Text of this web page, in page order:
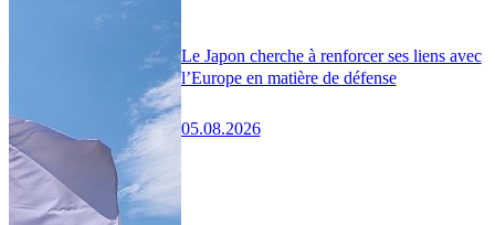
Le Japon cherche à renforcer ses liens avec
l’Europe en matière de défense
05.08.2026